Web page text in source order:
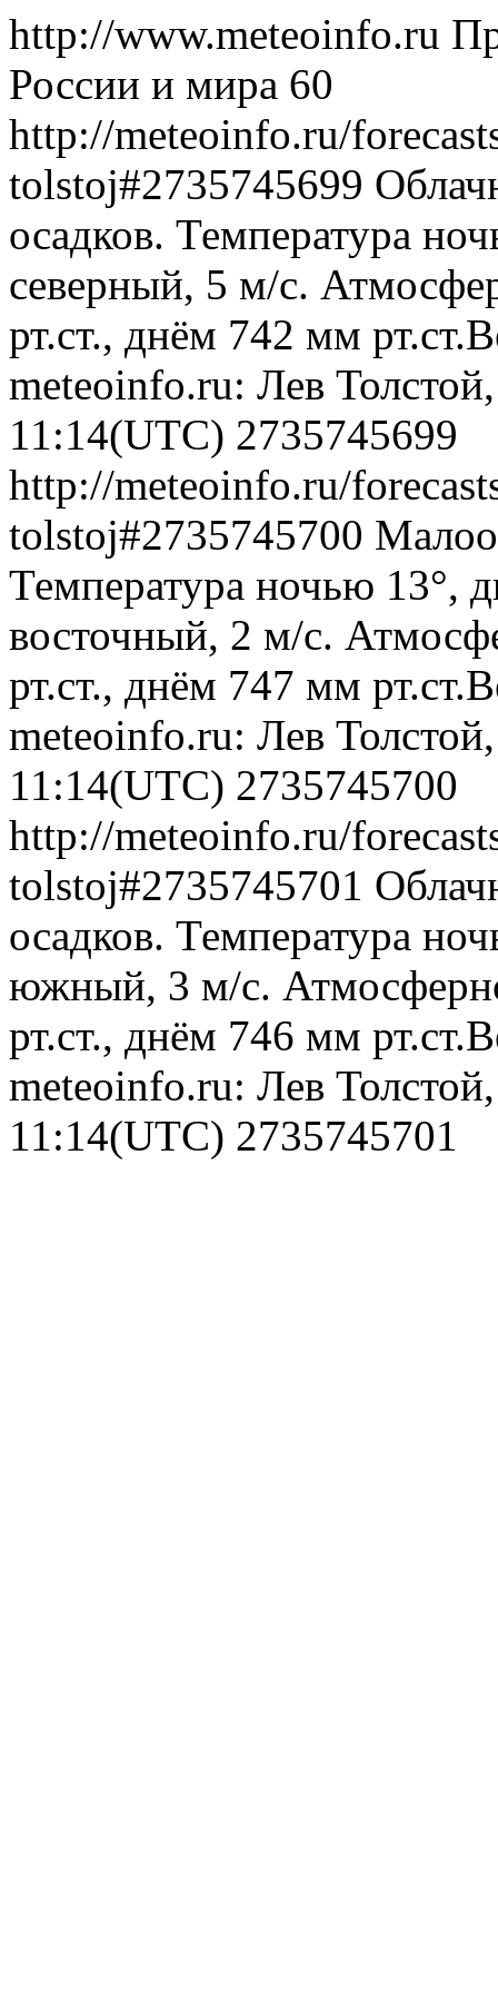
http://www.meteoinfo.ru
России и мира 60
http://meteoinfo.ru/
tolstoj#2735745699
осадков. Температура
северный, 5 м/с.
рт.ст., днём 742 мм
meteoinfo.ru: Лев
11:14(UTC) 2735745699
http://meteoinfo.ru/
tolstoj#2735745700
Температура ночью 13°,
восточный, 2 м/с.
рт.ст., днём 747 мм
meteoinfo.ru: Лев
11:14(UTC) 2735745700
http://meteoinfo.ru/
tolstoj#2735745701
осадков. Температура
южный, 3 м/с.
рт.ст., днём 746 мм
meteoinfo.ru: Лев
11:14(UTC) 2735745701